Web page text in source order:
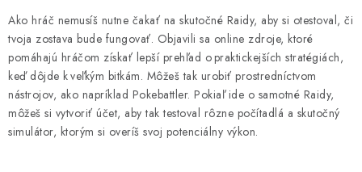
Ako hráč nemusíš nutne čakať na skutočné Raidy, aby si otestoval, či
tvoja zostava bude fungovať. Objavili sa online zdroje, ktoré
pomáhajú hráčom získať lepší prehľad o praktickejších stratégiách,
keď dôjde k veľkým bitkám. Môžeš tak urobiť prostredníctvom
nástrojov, ako napríklad Pokebattler. Pokiaľ ide o samotné Raidy,
môžeš si vytvoriť účet, aby tak testoval rôzne počítadlá a skutočný
simulátor, ktorým si overíš svoj potenciálny výkon.